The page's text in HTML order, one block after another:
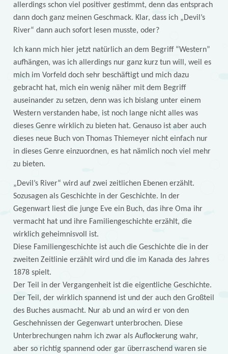
allerdings schon viel positiver gestimmt, denn das entsprach
dann doch ganz meinen Geschmack. Klar, dass ich „Devil’s
River“ dann auch sofort lesen musste, oder?
Ich kann mich hier jetzt natürlich an dem Begriff “Western”
aufhängen, was ich allerdings nur ganz kurz tun will, weil es
mich im Vorfeld doch sehr beschäftigt und mich dazu
gebracht hat, mich ein wenig näher mit dem Begriff
auseinander zu setzen, denn was ich bislang unter einem
Western verstanden habe, ist noch lange nicht alles was
dieses Genre wirklich zu bieten hat. Genauso ist aber auch
dieses neue Buch von Thomas Thiemeyer nicht einfach nur
in dieses Genre einzuordnen, es hat nämlich noch viel mehr
zu bieten.
„Devil’s River“ wird auf zwei zeitlichen Ebenen erzählt.
Sozusagen als Geschichte in der Geschichte. In der
Gegenwart liest die junge Eve ein Buch, das ihre Oma ihr
vermacht hat und ihre Familiengeschichte erzählt, die
wirklich geheimnisvoll ist.
Diese Familiengeschichte ist auch die Geschichte die in der
zweiten Zeitlinie erzählt wird und die im Kanada des Jahres
1878 spielt.
Der Teil in der Vergangenheit ist die eigentliche Geschichte.
Der Teil, der wirklich spannend ist und der auch den Großteil
des Buches ausmacht. Nur ab und an wird er von den
Geschehnissen der Gegenwart unterbrochen. Diese
Unterbrechungen nahm ich zwar als Auflockerung wahr,
aber so richtig spannend oder gar überraschend waren sie